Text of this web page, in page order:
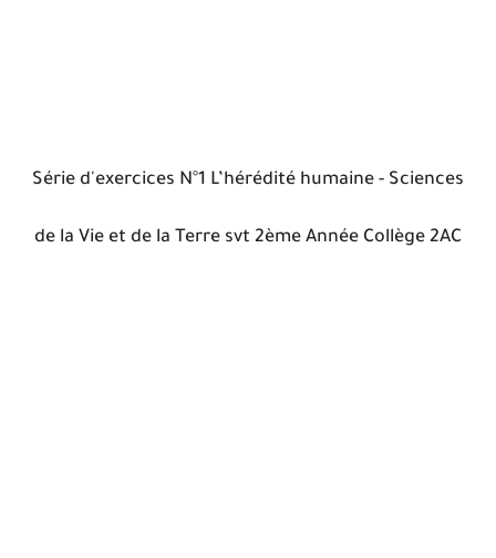
Série d'exercices N°1 L’hérédité humaine - Sciences
de la Vie et de la Terre svt 2ème Année Collège 2AC